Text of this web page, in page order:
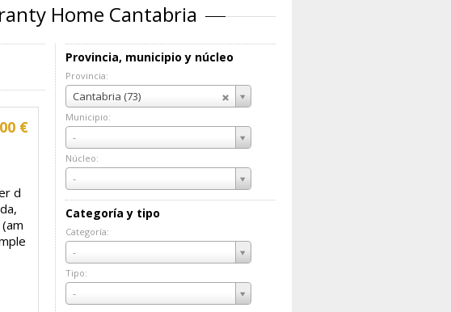
Home Cantabria
Provincia, municipio y núcleo
Provincia:
Cantabria (73)
Provincia:
Municipio:
-
Municipio:
Núcleo:
-
Núcleo:
Categoría y tipo
Categoría:
-
Categoría:
Tipo:
-
Tipo:
€
d